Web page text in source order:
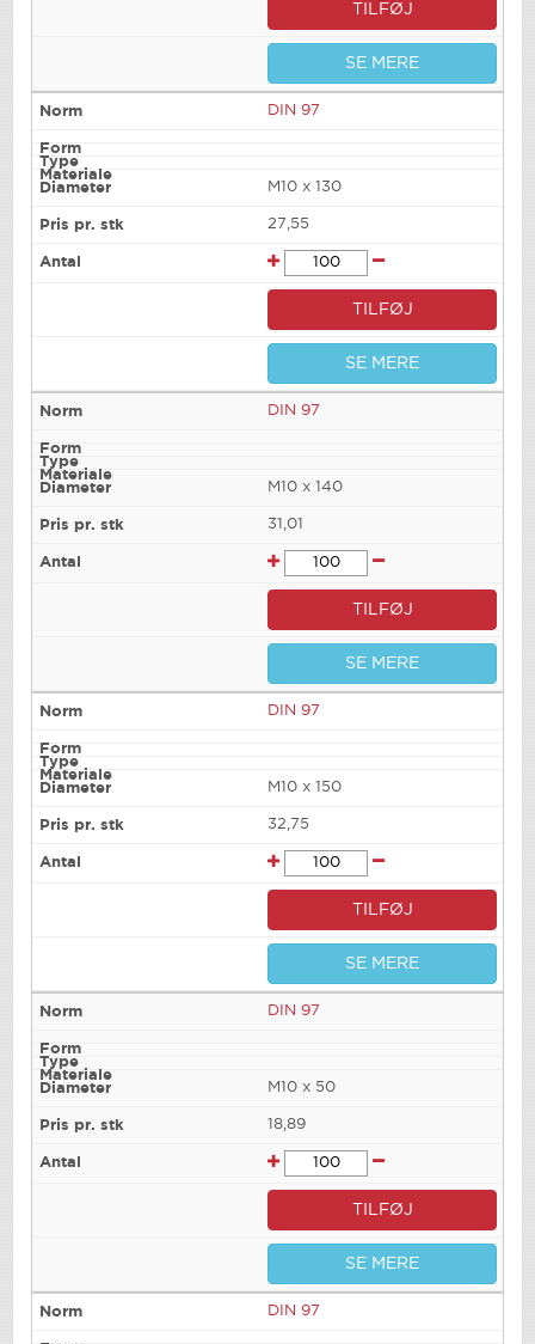
TILFØJ
SE MERE
DIN 97
M10 x 130
27,55
TILFØJ
SE MERE
DIN 97
M10 x 140
31,01
TILFØJ
SE MERE
DIN 97
M10 x 150
32,75
TILFØJ
SE MERE
DIN 97
M10 x 50
18,89
TILFØJ
SE MERE
DIN 97